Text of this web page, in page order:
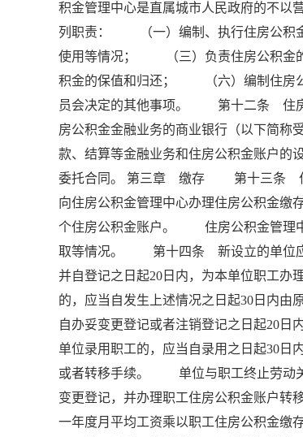
积金管理中心是直属城市人民政府的不
列职责： （一）编制、执行住房公积
使用等情况； （三）负责住房公积
积金的保值和归还； （六）编制住房
员会决定的其他事项。 第十二条 住房
房公积金金融业务的商业银行（以下简称
款、结算等金融业务和住房公积金账户
委托合同。 第三章 缴存 第十三条 住
向住房公积金管理中心办理住房公积金缴
个住房公积金账户。 住房公积金管理中
取等情况。 第十四条 新设立的单位应
并自登记之日起20日内，为本单位职工
的，应当自发生上述情况之日起30日内由
自办妥变更登记或者注销登记之日起20
单位录用职工的，应当自录用之日起30日
或者转移手续。 单位与职工终止劳动关
变更登记，并办理职工住房公积金账户
一年度月平均工资乘以职工住房公积金